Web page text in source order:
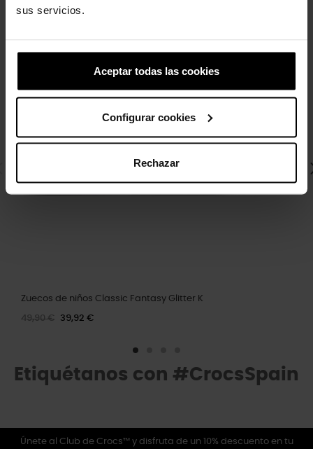
sus servicios.
Aceptar todas las cookies
Configurar cookies
Rechazar
-20%
Zuecos de niños Classic Fantasy Glitter K
49,90 € 39,92 €
Etiquétanos con #CrocsSpain
Únete al Club de Crocs™ y disfruta de un 10% descuento en tu